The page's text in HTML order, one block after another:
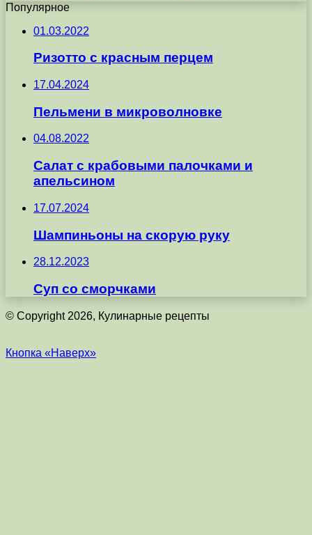
Популярное
01.03.2022
Ризотто с красным перцем
17.04.2024
Пельмени в микроволновке
04.08.2022
Салат с крабовыми палочками и
апельсином
17.07.2024
Шампиньоны на скорую руку
28.12.2023
Суп со сморчками
© Copyright 2026, Кулинарные рецепты
Кнопка «Наверх»